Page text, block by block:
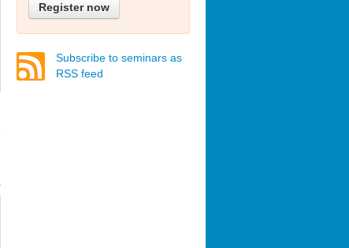
Register now
Subscribe to seminars as
RSS feed